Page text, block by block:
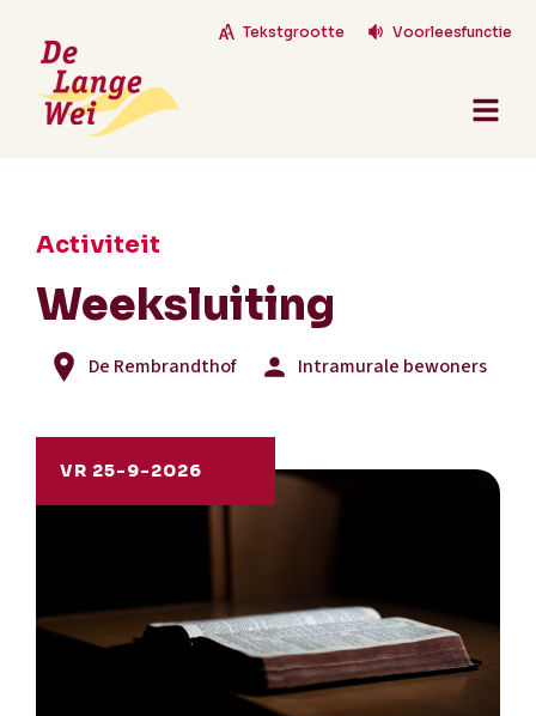
Tekstgrootte Voorleesfunctie
Activiteit
Weeksluiting
De Rembrandthof Intramurale bewoners
VR 25-9-2026